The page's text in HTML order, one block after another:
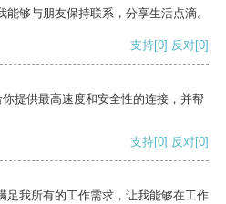
够与朋友保持联系，分享生活点滴。
支持[0] 反对[0]
提供最高速度和安全性的连接，并帮
支持[0] 反对[0]
足我所有的工作需求，让我能够在工作